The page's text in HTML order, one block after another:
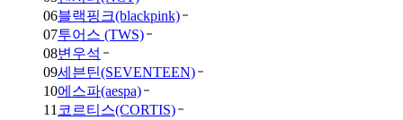
06블랙핑크(blackpink)
07투어스 (TWS)
08변우석
09세븐틴(SEVENTEEN)
10에스파(aespa)
11 코르티스(CORTIS)